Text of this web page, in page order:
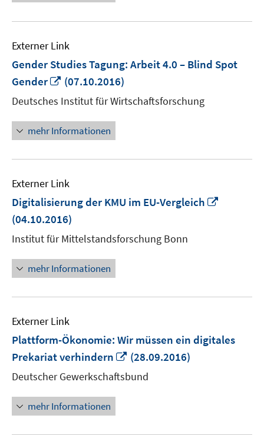
Externer Link
Gender Studies Tagung: Arbeit 4.0 – Blind Spot
Gender
In
neuem
Fenster
öffnen
(07.10.2016)
Deutsches Institut für Wirtschaftsforschung
mehr Informationen
Externer Link
Digitalisierung der KMU im EU-Vergleich
(04.10.2016)
Institut für Mittelstandsforschung Bonn
mehr Informationen
Externer Link
Plattform-Ökonomie: Wir müssen ein digitales
Prekariat verhindern
In
neuem
Fenster
(28.09.2016)
Deutscher Gewerkschaftsbund
mehr Informationen